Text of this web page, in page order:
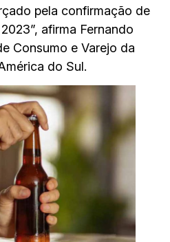
pela confirmação de
afirma Fernando
Consumo e Varejo da
do Sul.